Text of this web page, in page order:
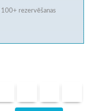
100+ rezervēšanas